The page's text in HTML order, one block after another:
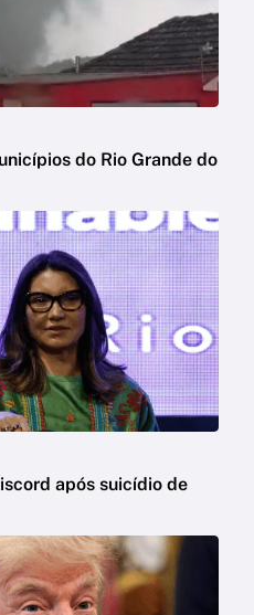
do Rio Grande do
após suicídio de